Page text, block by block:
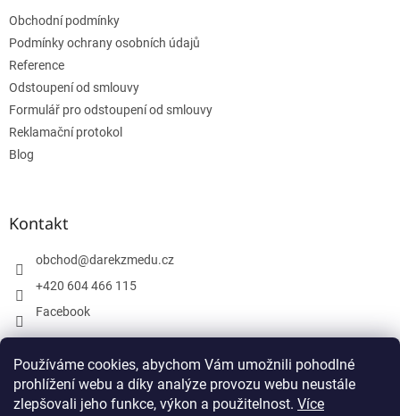
Používáme cookies, abychom Vám umožnili pohodlné
prohlížení webu a díky analýze provozu webu neustále
zlepšovali jeho funkce, výkon a použitelnost. Více
Obchodní podmínky
Podmínky ochrany osobních údajů
Reference
Odstoupení od smlouvy
Formulář pro odstoupení od smlouvy
Reklamační protokol
Blog
Kontakt
obchod@darekzmedu.cz
+420 604 466 115
Facebook
Facebook